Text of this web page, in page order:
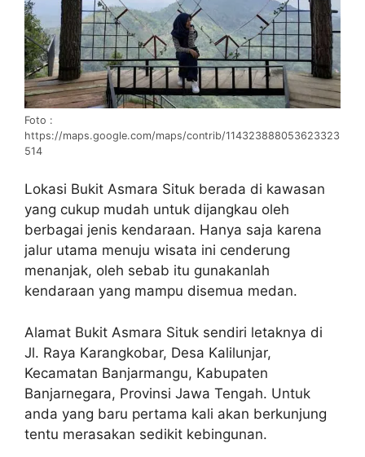
Foto :
https://maps.google.com/maps/contrib/114323888053623323
514
Lokasi Bukit Asmara Situk berada di kawasan
yang cukup mudah untuk dijangkau oleh
berbagai jenis kendaraan. Hanya saja karena
jalur utama menuju wisata ini cenderung
menanjak, oleh sebab itu gunakanlah
kendaraan yang mampu disemua medan.
Alamat Bukit Asmara Situk sendiri letaknya di
Jl. Raya Karangkobar, Desa Kalilunjar,
Kecamatan Banjarmangu, Kabupaten
Banjarnegara, Provinsi Jawa Tengah. Untuk
anda yang baru pertama kali akan berkunjung
tentu merasakan sedikit kebingunan.